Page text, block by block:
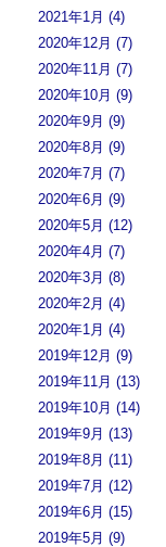
2021年1月 (4)
2020年12月 (7)
2020年11月 (7)
2020年10月 (9)
2020年9月 (9)
2020年8月 (9)
2020年7月 (7)
2020年6月 (9)
2020年5月 (12)
2020年4月 (7)
2020年3月 (8)
2020年2月 (4)
2020年1月 (4)
2019年12月 (9)
2019年11月 (13)
2019年10月 (14)
2019年9月 (13)
2019年8月 (11)
2019年7月 (12)
2019年6月 (15)
2019年5月 (9)